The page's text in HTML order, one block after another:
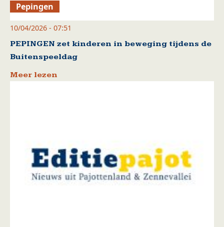
Pepingen
10/04/2026 - 07:51
PEPINGEN zet kinderen in beweging tijdens de
Buitenspeeldag
Meer lezen